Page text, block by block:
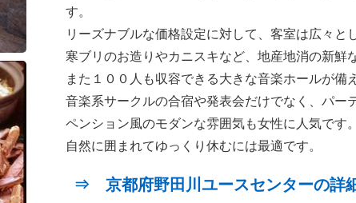
す。
リーズナブルな価格設定に対して、客室は広々と
寒ブリのお造りやカニスキなど、地産地消の新鮮
また１００人も収容できる大きな音楽ホールが備
音楽系サークルの合宿や発表会だけでなく、パー
ペンション風のモダンな雰囲気も女性に人気です。
自然に囲まれてゆっくり休むには最適です。
⇒ 京都府野田川ユースセンターの詳